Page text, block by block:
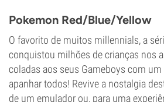
18%
CBD
0-1%
Pokemon Red/Blue/Yellow
O favorito de muitos millennials, a
conquistou milhões de crianças nos
coladas aos seus Gameboys com
apanhar todos! Revive a nostalgia
de um emulador ou, para uma